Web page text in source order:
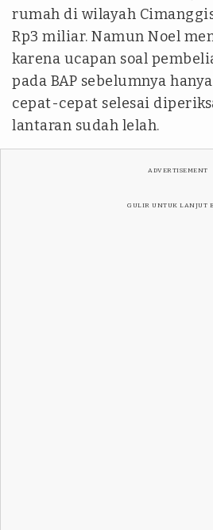
rumah di wilayah
Rp3 miliar. Namun Noel
karena ucapan soal
pada BAP sebelumnya
cepat-cepat selesai
lantaran sudah lelah.
ADVERTISEMENT
GULIR UNTUK LANJUT